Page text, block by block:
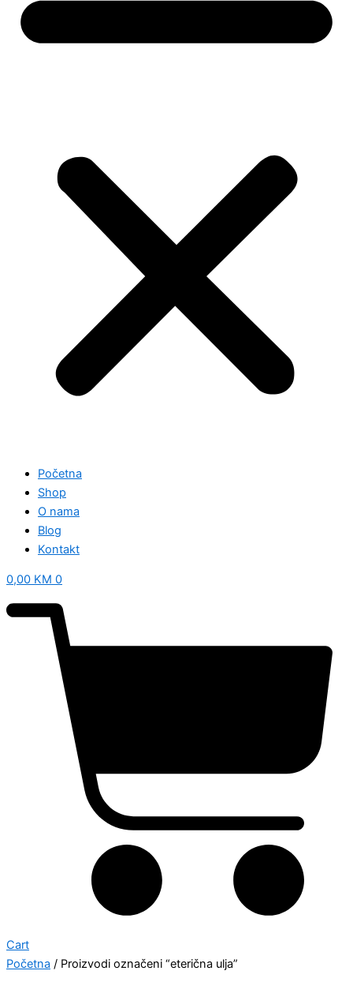
Početna
Shop
O nama
Blog
Kontakt
0,00 KM 0
Cart
Početna / Proizvodi označeni “eterična ulja”